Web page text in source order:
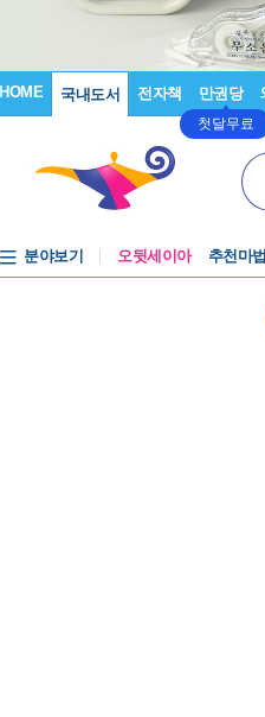
HOME 국내도서 전자책 만권당
첫달무료
분야보기 오뒷세이아 추천마